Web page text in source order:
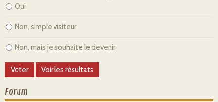
Oui
Non, simple visiteur
Non, mais je souhaite le devenir
Forum